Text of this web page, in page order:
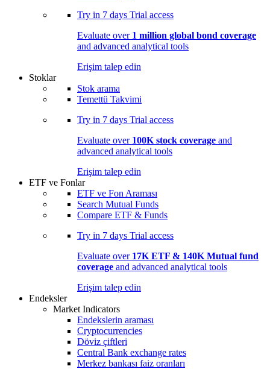
Try in 7 days Trial access
Evaluate over 1 million global bond coverage
and advanced analytical tools
Erişim talep edin
Stoklar
Stok arama
Temettü Takvimi
Try in 7 days Trial access
Evaluate over 100K stock coverage and
advanced analytical tools
Erişim talep edin
ETF ve Fonlar
ETF ve Fon Araması
Search Mutual Funds
Compare ETF & Funds
Try in 7 days Trial access
Evaluate over 17K ETF & 140K Mutual fund
coverage and advanced analytical tools
Erişim talep edin
Endeksler
Market Indicators
Endekslerin araması
Cryptocurrencies
Döviz çiftleri
Central Bank exchange rates
Merkez bankası faiz oranları